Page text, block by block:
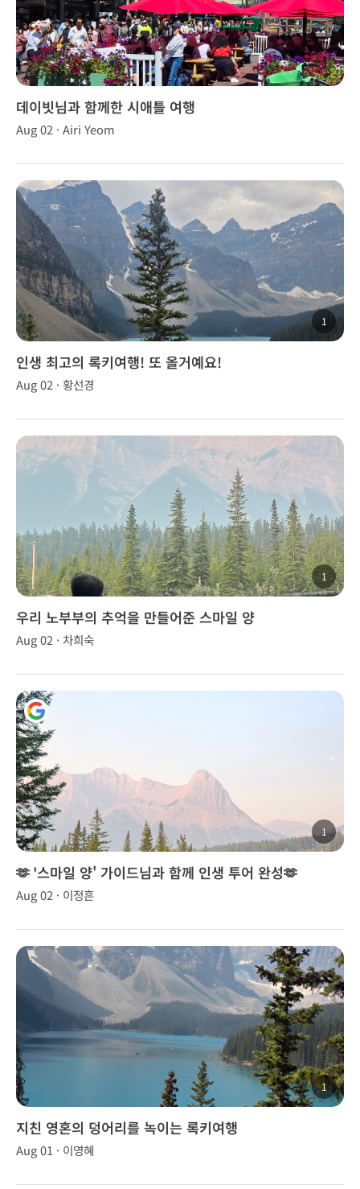
데이빗님과 함께한 시애틀 여행
Aug 02 · Airi Yeom
1
인생 최고의 록키여행! 또 올거예요!
Aug 02 · 황선경
1
우리 노부부의 추억을 만들어준 스마일 양
Aug 02 · 차희숙
1
🫶 '스마일 양' 가이드님과 함께 인생 투어 완성🫶
Aug 02 · 이정흔
1
지친 영혼의 덩어리를 녹이는 록키여행
Aug 01 · 이영혜